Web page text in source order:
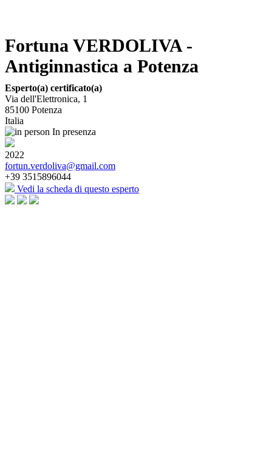
Fortuna VERDOLIVA -
Antiginnastica a Potenza
Esperto(a) certificato(a)
Via dell'Elettronica, 1
85100 Potenza
Italia
In presenza
2022
fortun.verdoliva@gmail.com
+39 3515896044
Vedi la scheda di questo esperto